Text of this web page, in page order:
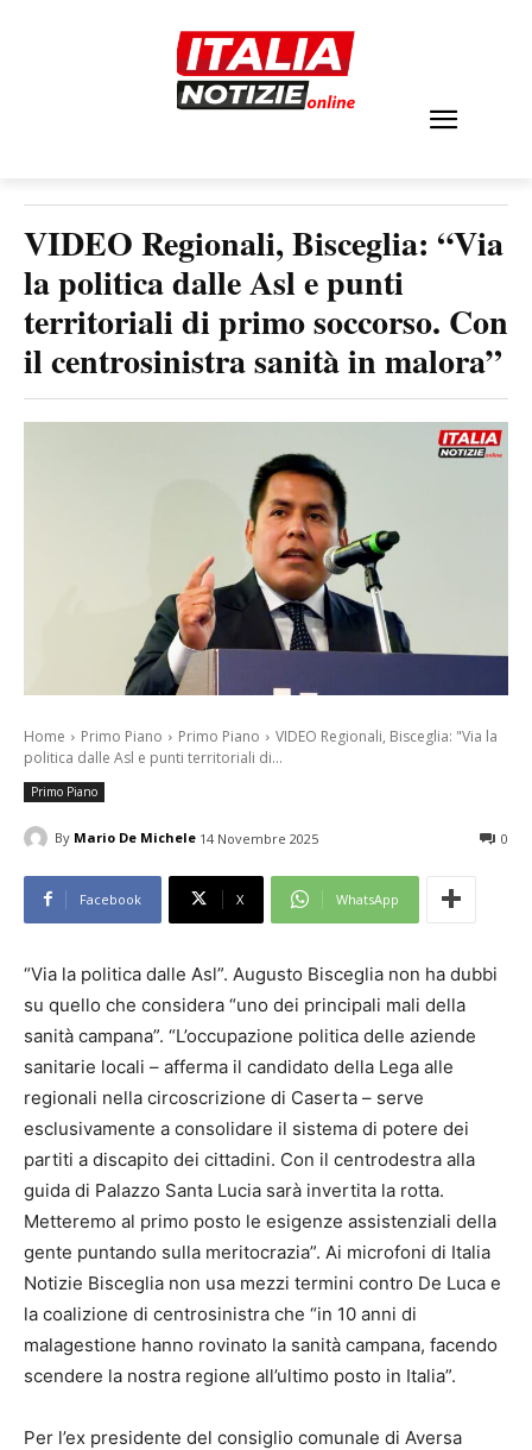
VIDEO Regionali, Bisceglia: “Via
la politica dalle Asl e punti
territoriali di primo soccorso. Con
il centrosinistra sanità in malora”
Home Primo Piano Primo Piano
VIDEO Regionali, Bisceglia: "Via la
politica dalle Asl e punti territoriali di...
Primo Piano
By Mario De Michele 14 Novembre 2025 0
Facebook X WhatsApp
“Via la politica dalle Asl”. Augusto Bisceglia non ha dubbi
su quello che considera “uno dei principali mali della
sanità campana”. “L’occupazione politica delle aziende
sanitarie locali – afferma il candidato della Lega alle
regionali nella circoscrizione di Caserta – serve
esclusivamente a consolidare il sistema di potere dei
partiti a discapito dei cittadini. Con il centrodestra alla
guida di Palazzo Santa Lucia sarà invertita la rotta.
Metteremo al primo posto le esigenze assistenziali della
gente puntando sulla meritocrazia”. Ai microfoni di Italia
Notizie Bisceglia non usa mezzi termini contro De Luca e
la coalizione di centrosinistra che “in 10 anni di
malagestione hanno rovinato la sanità campana, facendo
scendere la nostra regione all’ultimo posto in Italia”.
Per l’ex presidente del consiglio comunale di Aversa